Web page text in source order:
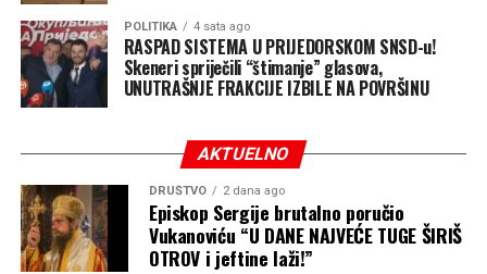
POLITIKA 4 sata ago
RASPAD SISTEMA U PRIJEDORSKOM SNSD-u!
Skeneri spriječili “štimanje” glasova,
UNUTRAŠNJE FRAKCIJE IZBILE NA POVRŠINU
AKTUELNO
DRUŠTVO 2 dana ago
Episkop Sergije brutalno poručio
Vukanoviću “U DANE NAJVEĆE TUGE ŠIRIŠ
OTROV i jeftine laži!”